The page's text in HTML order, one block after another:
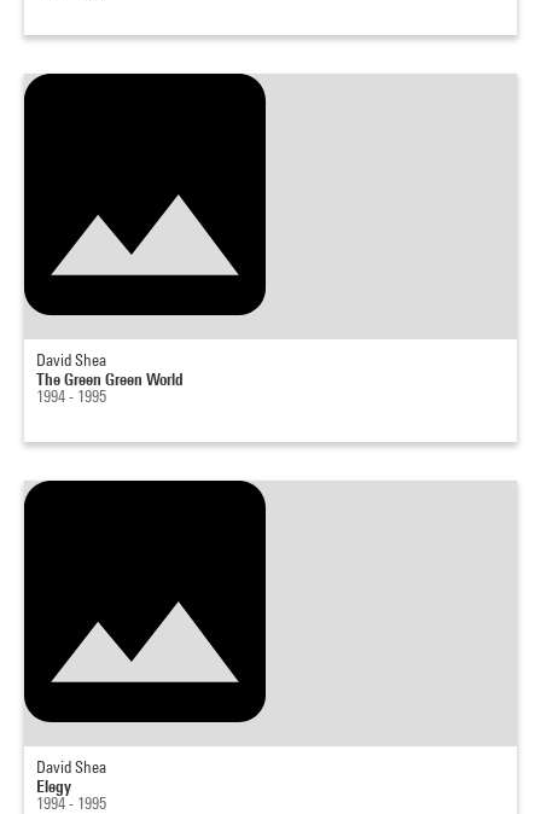
David Shea
The Green Green World
1994 - 1995
David Shea
Elegy
1994 - 1995